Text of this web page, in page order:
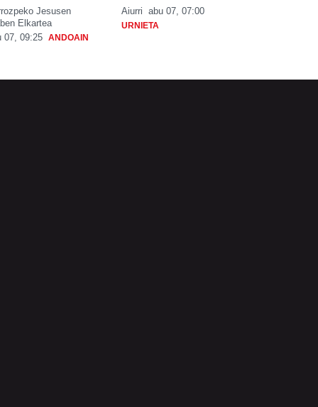
Jesusen
Elkartea
07, 09:25 ANDOAIN
Aiurri abu 07, 07:00
URNIETA